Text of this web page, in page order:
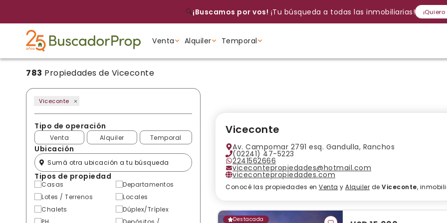
🔍¡Buscamos por vos! ¡Tu búsqueda a todas las inmobiliarias!
Venta
Tipo de propiedad
Alquiler
Tipo de propiedad
Temporal
Tipo de propiedad
Cancelar Si, eliminar
Gracias
783 Propiedades de Viceconte
Viceconte
Tipo de operación
Venta Alquiler Temporal
Ubicación
Tipos de propiedad
Casas
Departamentos
Lotes / Terrenos
Locales
Chalets
Dúplex/Tríplex
Viceconte
Av. Campomar 2791 esq. Gandulla, Ranchos
(02241) 47-5223
2241562666
vicecontepropiedades@hotmail.com
vicecontepropiedades.com
Conocé las propiedades en Venta y Alquiler de Viceconte,
Destacada